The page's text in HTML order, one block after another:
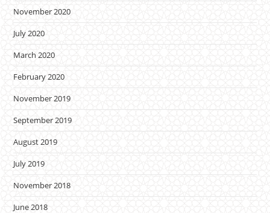
November 2020
July 2020
March 2020
February 2020
November 2019
September 2019
August 2019
July 2019
November 2018
June 2018